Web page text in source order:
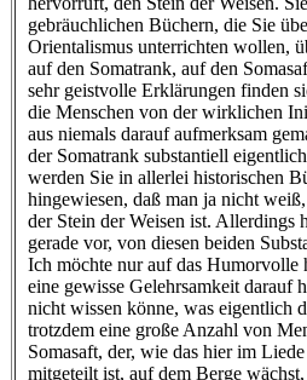
gebräuchlichen Büchern, die Sie
Orientalismus unterrichten wollen,
auf den Somatrank, auf den
sehr geistvolle Erklärungen finden
die Menschen von der wirklichen
aus niemals darauf aufmerksam
der Somatrank substantiell
werden Sie in allerlei historischen
hingewiesen, daß man ja nicht
der Stein der Weisen ist. Allerdings
gerade vor, von diesen beiden
Ich möchte nur auf das Humorvolle
eine gewisse Gelehrsamkeit darauf
nicht wissen könne, was eigentlich
trotzdem eine große Anzahl von
Somasaft, der, wie das hier im
mitgeteilt ist, auf dem Berge